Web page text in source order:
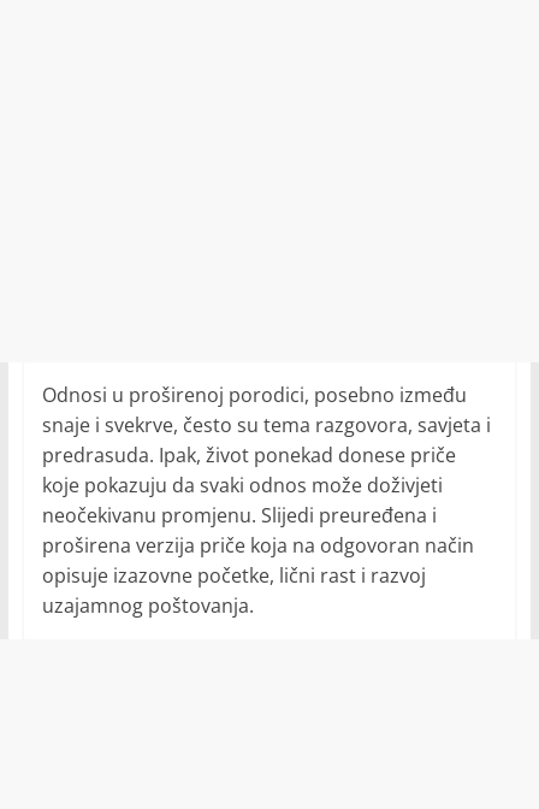
Odnosi u proširenoj porodici, posebno između
snaje i svekrve, često su tema razgovora, savjeta i
predrasuda. Ipak, život ponekad donese priče
koje pokazuju da svaki odnos može doživjeti
neočekivanu promjenu. Slijedi preuređena i
proširena verzija priče koja na odgovoran način
opisuje izazovne početke, lični rast i razvoj
uzajamnog poštovanja.